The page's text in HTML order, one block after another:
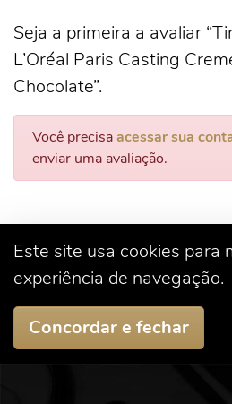
Seja a primeira a avaliar
L’Oréal Paris Casting
Chocolate”.
Você precisaacessar sua
enviar uma avaliação.
Este site usa cookies para
experiência de navegação.
Concordar e fechar